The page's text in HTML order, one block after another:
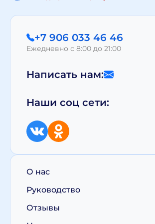
+7 906 033 46 46
Ежедневно с 8:00 до 21:00
Написать нам:
Наши соц сети:
О нас
Руководство
Отзывы